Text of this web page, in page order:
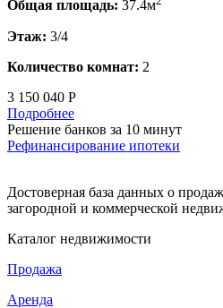
Общая площадь: 37.4м
Этаж: 3/4
Количество комнат: 2
3 150 040 Р
Подробнее
Решение банков за 10 минут
Рефинансирование ипотеки
Достоверная база данных о
загородной и коммерческой
Каталог недвижимости
Продажа
Аренда